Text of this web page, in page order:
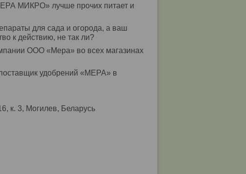
МИКРО» лучше прочих питает и
для сада и огорода, а ваш
к действию, не так ли?
ООО «Мера» во всех магазинах
удобрений «МЕРА» в
к. 3, Могилев, Беларусь